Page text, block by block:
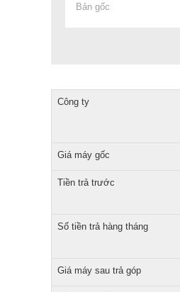
Bản gốc
Công ty
Giá máy gốc
Tiền trả trước
Số tiền trả hàng tháng
Giá máy sau trả góp